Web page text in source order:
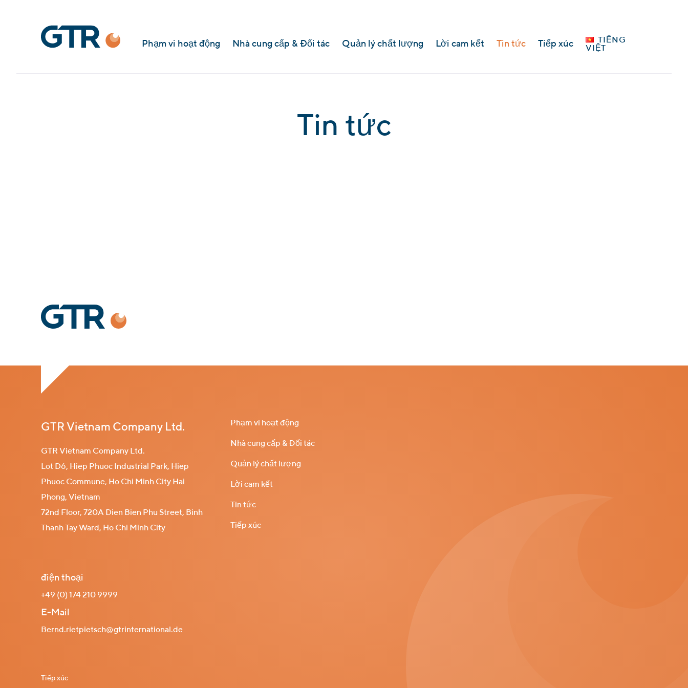
Phạm vi hoạt động Nhà cung cấp & Đối tác Quản lý chất lượng Lời cam kết Tin tức Tiếp xúc
Languages
TIẾNG
VIỆT
Tin tức
GTR Vietnam Company Ltd.
GTR Vietnam Company Ltd.
Lot D6, Hiep Phuoc Industrial Park, Hiep
Phuoc Commune, Ho Chi Minh City Hai
Phong, Vietnam
72nd Floor, 720A Dien Bien Phu Street, Binh
Thanh Tay Ward, Ho Chi Minh City
Phạm vi hoạt động
Nhà cung cấp & Đối tác
Quản lý chất lượng
Lời cam kết
Tin tức
Tiếp xúc
điện thoại
+49 (0) 174 210 9999
E-Mail
Bernd.rietpietsch@gtrinternational.de
Tiếp xúc